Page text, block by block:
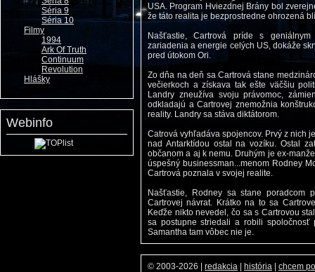
Séria 9
Séria 10
Filmy
1994
Ark Of Truth
Continuum
Revolution
Hlášky
Webinfo
USA. Program Hviezdnej Brány bol
že táto realita je bezprostredne ohrozená
Našťastie, Cartrová príde s
zariadenia a energie celých US, dokáže
pred útokom Ori.
Zo dňa na deň sa Cartrová stane
večierkoch a získava tak ešte väčšiu
Landry zneužíva svoju právomoc,
odkladajú a Cartrovej znemožnia
reality. Landry sa stáva diktátorom.
Catrová vyhľadáva spojencov. Prvý z nich
nad Antarktídou ostal na vozíku. Ostal
občanom a aj k nemu. Druhým je ex-
úspešný businessman...menom Rodney
Cartrová poznala v svojej realite.
Našťastie, Rodney sa stane poradcom
Cartrovej návrat. Krátko na to sa
Keďže nikto nevedel, čo sa s Cartrovou
sa postupne striedali a robili spoločnosť
Samantha tam vôbec nie je.
© 2003-2026 redakcia história chcem